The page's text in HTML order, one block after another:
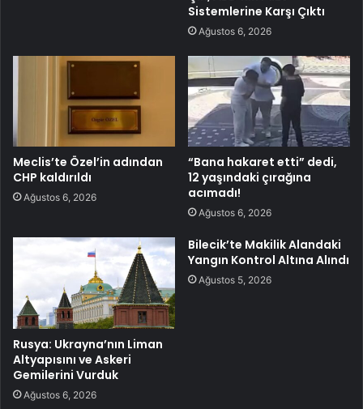
Sistemlerine Karşı Çıktı
Ağustos 6, 2026
Meclis’te Özel’in adından
CHP kaldırıldı
Ağustos 6, 2026
“Bana hakaret etti” dedi,
12 yaşındaki çırağına
acımadı!
Ağustos 6, 2026
Rusya: Ukrayna’nın Liman
Altyapısını ve Askeri
Gemilerini Vurduk
Ağustos 6, 2026
Bilecik’te Makilik Alandaki
Yangın Kontrol Altına Alındı
Ağustos 5, 2026